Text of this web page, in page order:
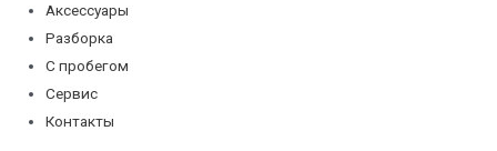
Аксессуары
Разборка
С пробегом
Сервис
Контакты